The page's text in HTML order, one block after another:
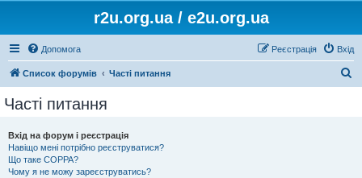
r2u.org.ua / e2u.org.ua
Допомога Вхід
Реєстрація
Список форумів Часті питання
Часті питання
Вхід на форум і реєстрація
Навіщо мені потрібно реєструватися?
Що таке COPPA?
Чому я не можу зареєструватись?